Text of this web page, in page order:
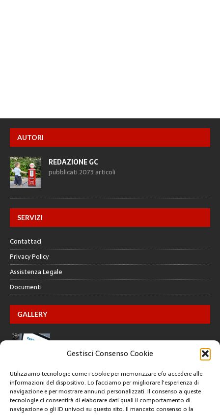
Gestisci Consenso Cookie
Utilizziamo tecnologie come i cookie per memorizzare e/o accedere alle
informazioni del dispositivo. Lo facciamo per migliorare l'esperienza di
navigazione e per mostrare annunci personalizzati. Il consenso a queste
tecnologie ci consentirà di elaborare dati quali il comportamento di
navigazione o gli ID univoci su questo sito. Il mancato consenso o la
AUTORI
REDAZIONE GC
pubblicati 2073 articoli
SERVIZI
Contattaci
Privacy Policy
Assistenza Legale
Documenti
GALLERY
CREATIVE COMMONS